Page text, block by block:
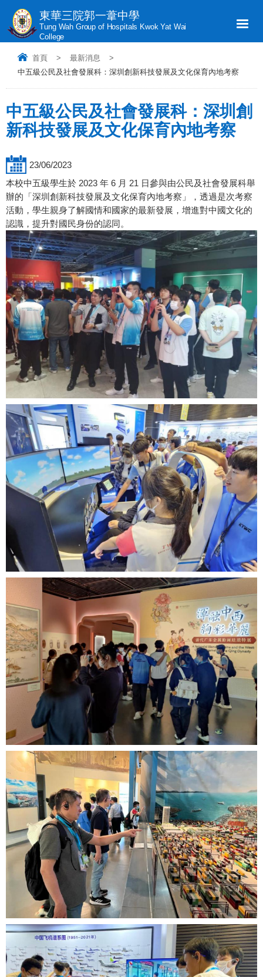
東華三院郭一葦中學
Tung Wah Group of Hospitals Kwok Yat Wai
College
首頁 > 最新消息
>
中五級公民及社會發展科：深圳創新科技發展及文化保育內地考察
中五級公民及社會發展科：深圳創
新科技發展及文化保育內地考察
23/06/2023
本校中五級學生於 2023 年 6 月 21 日參與由公民及社會發展科舉
辦的「深圳創新科技發展及文化保育內地考察」，透過是次考察
活動，學生親身了解國情和國家的最新發展，增進對中國文化的
認識，提升對國民身份的認同。